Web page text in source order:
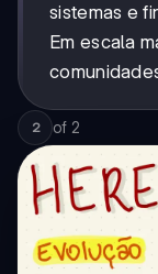
sistemas e
Em escala
2 of 2